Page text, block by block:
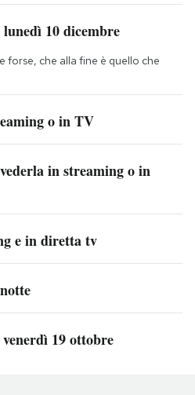
10 dicembre
forse, che alla fine è quello che
o in TV
in streaming o in
e in diretta tv
19 ottobre